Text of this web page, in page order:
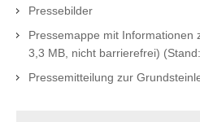
Pressebilder
Pressemappe mit Informationen
3,3 MB, nicht barrierefrei)
Pressemitteilung zur